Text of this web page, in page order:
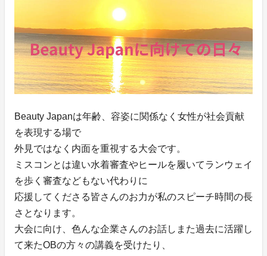
Beauty Japanは年齢、容姿に関係なく女性が社会貢献
を表現する場で
外見ではなく内面を重視する大会です。
ミスコンとは違い水着審査やヒールを履いてランウェイ
を歩く審査などもない代わりに
応援してくださる皆さんのお力が私のスピーチ時間の長
さとなります。
大会に向け、色んな企業さんのお話しまた過去に活躍し
て来たOBの方々の講義を受けたり、